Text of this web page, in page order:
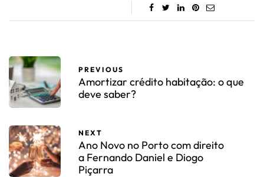
PREVIOUS
Amortizar crédito habitação: o que
deve saber?
NEXT
Ano Novo no Porto com direito
a Fernando Daniel e Diogo
Piçarra